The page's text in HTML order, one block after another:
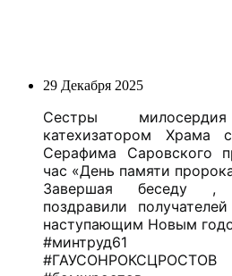
29 Декабря 2025
Сестры
катехизатором Храма
Серафима Саровского
час «День памяти
Завершая беседу ,
поздравили
наступающим Новым
#минтруд61
#ГАУСОНРОКСЦРОСТОВ